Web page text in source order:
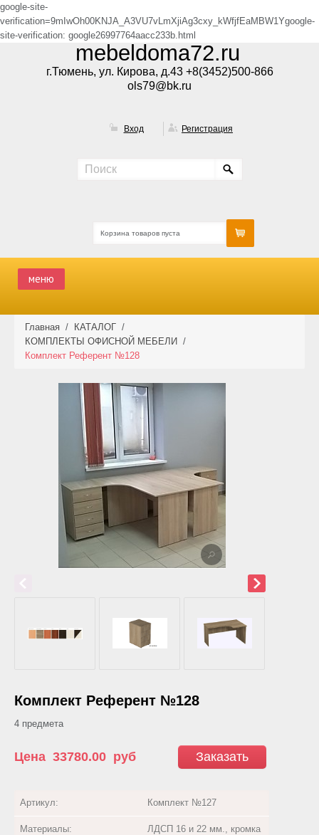
google-site-
verification=9mIwOh00KNJA_A3VU7vLmXjiAg3cxy_kWfjfEaMBW1Ygoogle-
site-verification: google26997764aacc233b.html
mebeldoma72.ru
г.Тюмень, ул. Кирова, д.43 +8(3452)500-866
ols79@bk.ru
Вход Регистрация
Корзина товаров пуста
меню
КАТАЛОГ
ФОТО РАБОТ
ОПЛАТА
КОНТАКТЫ
Главная / КАТАЛОГ /
КОМПЛЕКТЫ ОФИСНОЙ МЕБЕЛИ /
Комплект Референт №128
Комплект Референт №128
4 предмета
Заказать
Цена 33780.00 руб
Артикул: Комплект №127
Материалы:
ЛДСП 16 и 22 мм., кромка